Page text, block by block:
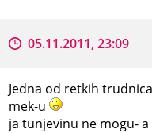
05.11.2011, 23:09
Jedna od retkih
mek-u
ja tunjevinu ne mogu- a